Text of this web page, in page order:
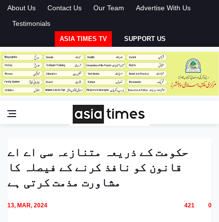
About Us Contact Us Our Team
Advertise With Us
Testimonials
ASIA TIMES TV SUPPORT US
حکومت کے ذریعہ متنازعہ سی اے اے
قانون کو نافذ کرنے کے فیصلہ کا
مشاورت مذمت کرتی ہے
13, MAR, 2024 421 0